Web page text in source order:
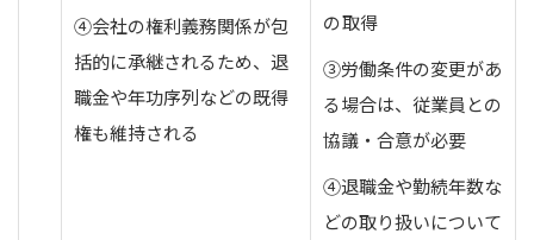
④会社の権利義務関係が包
括的に承継されるため、退
職金や年功序列などの既得
権も維持される
の取得
③労働条件の変更があ
る場合は、従業員との
協議・合意が必要
④退職金や勤続年数な
どの取り扱いについて